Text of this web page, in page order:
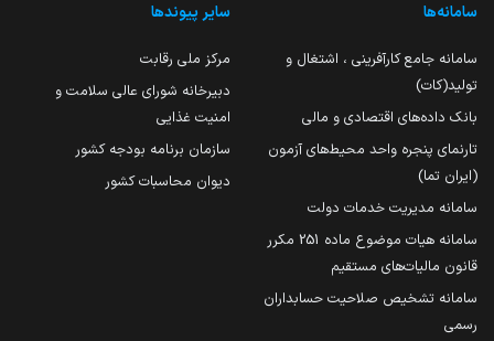
سامانه‌ها
سامانه جامع کارآفرینی ، اشتغال و
تولید(کات)
بانک داده‌های اقتصادی و مالی
تارنمای پنجره واحد محیط‌های آزمون
(ایران تما)
سامانه مدیریت خدمات دولت
سامانه هیات موضوع ماده 251 مکرر
قانون مالیات‌های مستقیم
سامانه تشخیص صلاحیت حسابداران
رسمی
سایر پیوندها
مرکز ملی رقابت
دبیرخانه شورای عالی سلامت و
امنیت غذایی
سازمان برنامه بودجه کشور
دیوان محاسبات کشور